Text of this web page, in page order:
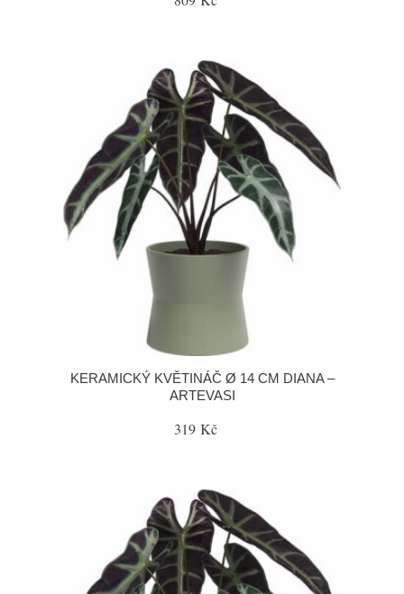
KERAMICKÝ KVĚTINÁČ Ø 14 CM DIANA –
ARTEVASI
319 Kč